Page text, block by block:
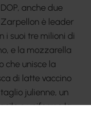
anche due
è leader
i suoi tre milioni di
e la mozzarella
che unisce la
di latte vaccino
julienne, un
e uniforme la